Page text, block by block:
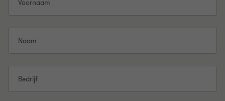
Voornaam
Naam
Bedrijf